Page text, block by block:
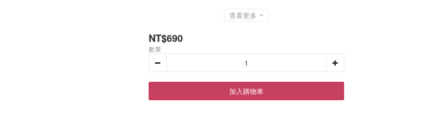
查看更多
NT$690
數量
加入購物車